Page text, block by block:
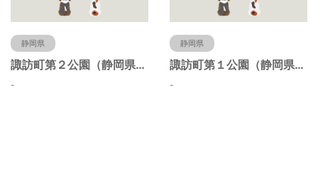
静岡県
諏訪町第２公園（静岡県静岡市）
-
静岡県
諏訪町第１公園（静岡県静岡市）
-